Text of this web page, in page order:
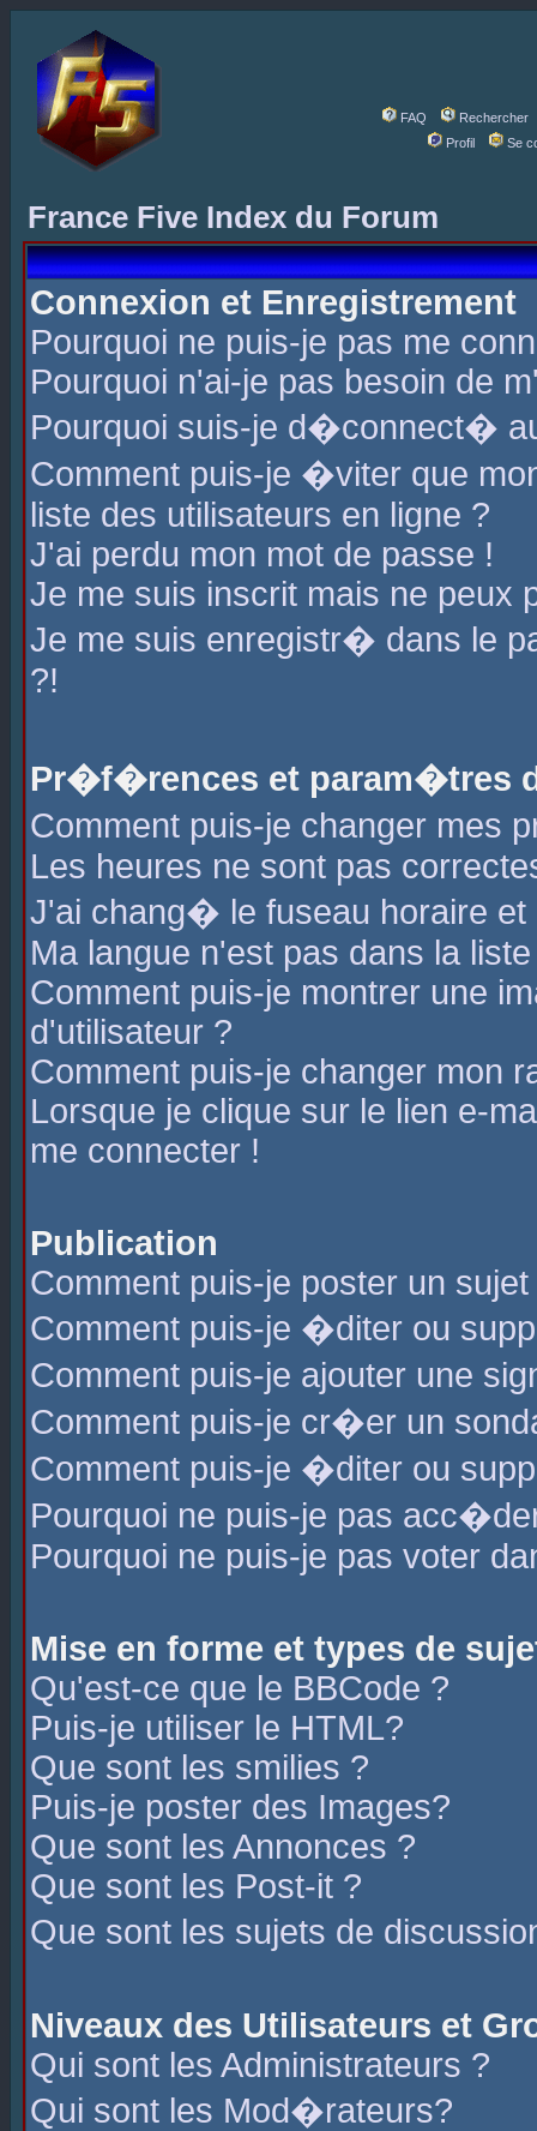
FAQ
Rechercher
Profil
Se
France Five Index du Forum
Connexion et Enregistrement
Pourquoi ne puis-je pas me
Pourquoi n'ai-je pas besoin de
Pourquoi suis-je d�connect�
Comment puis-je �viter que
liste des utilisateurs en ligne ?
J'ai perdu mon mot de passe !
Je me suis inscrit mais ne peux
Je me suis enregistr� dans le
?!
Pr�f�rences et param�tres
Comment puis-je changer mes
Les heures ne sont pas
J'ai chang� le fuseau horaire
Ma langue n'est pas dans la
Comment puis-je montrer une
d'utilisateur ?
Comment puis-je changer mon
Lorsque je clique sur le lien e-
me connecter !
Publication
Comment puis-je poster un
Comment puis-je �diter ou
Comment puis-je ajouter une
Comment puis-je cr�er un
Comment puis-je �diter ou
Pourquoi ne puis-je pas
Pourquoi ne puis-je pas voter
Mise en forme et types de
Qu'est-ce que le BBCode ?
Puis-je utiliser le HTML?
Que sont les smilies ?
Puis-je poster des Images?
Que sont les Annonces ?
Que sont les Post-it ?
Que sont les sujets de
Niveaux des Utilisateurs et
Qui sont les Administrateurs ?
Qui sont les Mod�rateurs?